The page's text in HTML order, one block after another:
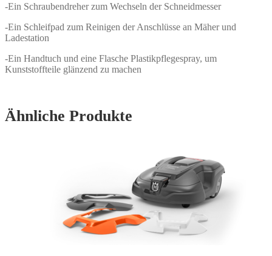
-Ein Schraubendreher zum Wechseln der Schneidmesser
-Ein Schleifpad zum Reinigen der Anschlüsse an Mäher und
Ladestation
-Ein Handtuch und eine Flasche Plastikpflegespray, um
Kunststoffteile glänzend zu machen
Ähnliche Produkte